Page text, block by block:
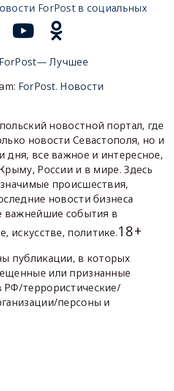
ForPost в социальных
ForPost— Лучшее
ForPost. Новости
новостной портал, где
новости Севастополя, но и
дня, все важное и интересное,
России и в мире. Здесь
происшествия,
новости бизнеса
важнейшие события в
искусстве, политике.18+
публикации, в которых
или признанные
террористические/
персоны и